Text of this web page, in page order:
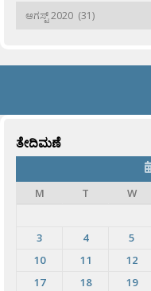
ಹಳೆಯವು
ತೇದಿಮಣೆ
M
T W
3
4 5
10
11 12
17
18 19